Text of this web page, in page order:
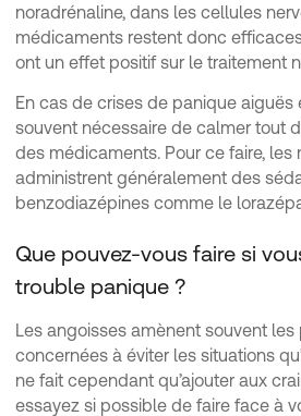
noradrénaline, dans les cellules
médicaments restent donc
ont un effet positif sur le traitement
En cas de crises de panique aiguës
souvent nécessaire de calmer tout
des médicaments. Pour ce faire, les
administrent généralement des
benzodiazépines comme le
Que pouvez-vous faire si
trouble panique ?
Les angoisses amènent souvent les
concernées à éviter les situations
ne fait cependant qu’ajouter aux
essayez si possible de faire face à